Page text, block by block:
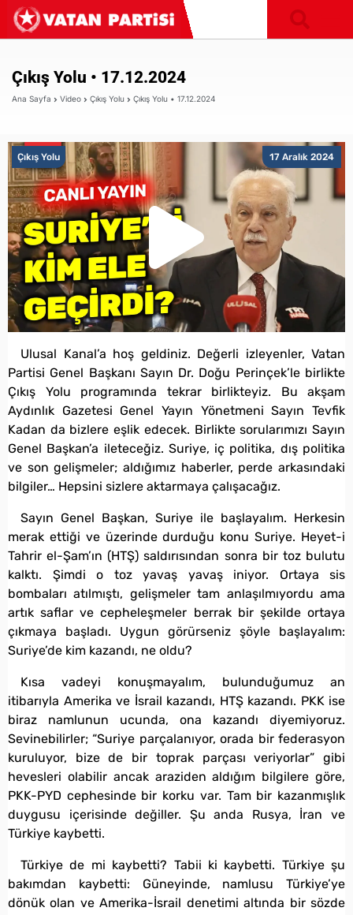
Çıkış Yolu • 17.12.2024
Ana Sayfa Video Çıkış Yolu Çıkış Yolu • 17.12.2024
17 Aralık 2024
Çıkış Yolu
Ulusal Kanal’a hoş geldiniz. Değerli izleyenler, Vatan
Partisi Genel Başkanı Sayın Dr. Doğu Perinçek’le birlikte
Çıkış Yolu programında tekrar birlikteyiz. Bu akşam
Aydınlık Gazetesi Genel Yayın Yönetmeni Sayın Tevfik
Kadan da bizlere eşlik edecek. Birlikte sorularımızı Sayın
Genel Başkan’a ileteceğiz. Suriye, iç politika, dış politika
ve son gelişmeler; aldığımız haberler, perde arkasındaki
bilgiler… Hepsini sizlere aktarmaya çalışacağız.
Sayın Genel Başkan, Suriye ile başlayalım. Herkesin
merak ettiği ve üzerinde durduğu konu Suriye. Heyet-i
Tahrir el-Şam’ın (HTŞ) saldırısından sonra bir toz bulutu
kalktı. Şimdi o toz yavaş yavaş iniyor. Ortaya sis
bombaları atılmıştı, gelişmeler tam anlaşılmıyordu ama
artık saflar ve cepheleşmeler berrak bir şekilde ortaya
çıkmaya başladı. Uygun görürseniz şöyle başlayalım:
Suriye’de kim kazandı, ne oldu?
Kısa vadeyi konuşmayalım, bulunduğumuz an
itibarıyla Amerika ve İsrail kazandı, HTŞ kazandı. PKK ise
biraz namlunun ucunda, ona kazandı diyemiyoruz.
Sevinebilirler; “Suriye parçalanıyor, orada bir federasyon
kuruluyor, bize de bir toprak parçası veriyorlar” gibi
hevesleri olabilir ancak araziden aldığım bilgilere göre,
PKK-PYD cephesinde bir korku var. Tam bir kazanmışlık
duygusu içerisinde değiller. Şu anda Rusya, İran ve
Türkiye kaybetti.
Türkiye de mi kaybetti? Tabii ki kaybetti. Türkiye şu
bakımdan kaybetti: Güneyinde, namlusu Türkiye’ye
dönük olan ve Amerika-İsrail denetimi altında bir sözde